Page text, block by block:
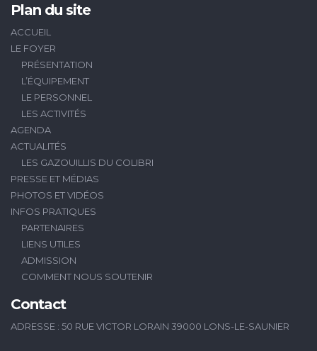
Plan du site
ACCUEIL
LE FOYER
PRÉSENTATION
L’ÉQUIPEMENT
LE PERSONNEL
LES ACTIVITÉS
AGENDA
ACTUALITÉS
LES GAZOUILLIS DU COLIBRI
PRESSE ET MÉDIAS
PHOTOS ET VIDÉOS
INFOS PRATIQUES
PARTENAIRES
LIENS UTILES
ADMISSION
COMMENT NOUS SOUTENIR
Contact
ADRESSE : 50 RUE VICTOR LORAIN 39000 LONS-LE-SAUNIER